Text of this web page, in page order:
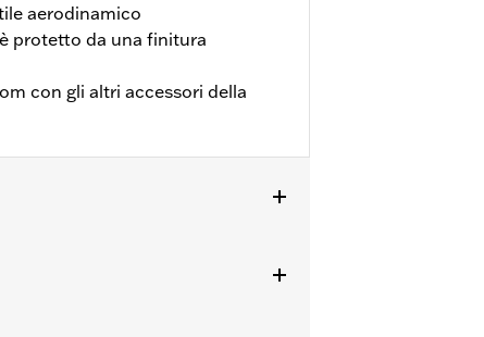
aerodinamico
protetto da una finitura
con gli altri accessori della